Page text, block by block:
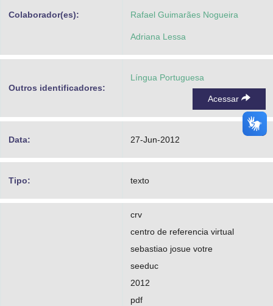
Colaborador(es): Rafael Guimarães Nogueira
Adriana Lessa
Outros identificadores:
Língua Portuguesa
Acessar
Data: 27-Jun-2012
Tipo: texto
crv
centro de referencia virtual
sebastiao josue votre
seeduc
2012
pdf